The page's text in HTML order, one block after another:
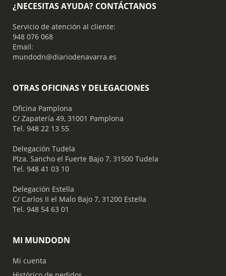
¿NECESITAS AYUDA? CONTÁCTANOS
Servicio de atención al cliente:
948 076 068
Email:
mundodn@diariodenavarra.es
OTRAS OFICINAS Y DELEGACIONES
Oficina Pamplona
C/ Zapatería 49, 31001 Pamplona
Tel. 948 22 13 55
​ Delegación Tudela
Plza. Sancho el Fuerte Bajo 7, 31500 Tudela
Tel. 948 41 03 10
​ Delegación Estella
C/ Carlos II el Malo Bajo 7, 31200 Estella
Tel. 948 54 63 01
MI MUNDODN
Mi cuenta